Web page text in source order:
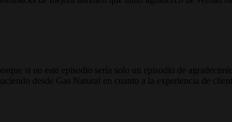
si no este episodio sería solo un episodio de
desde Gas Natural en cuanto a la experiencia de